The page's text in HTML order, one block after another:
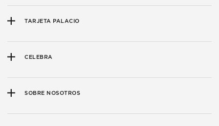
TARJETA PALACIO
CELEBRA
SOBRE NOSOTROS